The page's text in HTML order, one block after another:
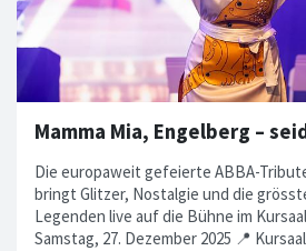
Mamma Mia, Engelberg –
Die europaweit gefeierte ABBA-
bringt Glitzer, Nostalgie und die
Legenden live auf die Bühne im
Samstag, 27. Dezember 2025 📍